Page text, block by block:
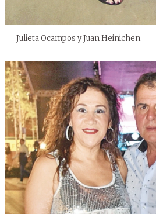
Julieta Ocampos y Juan Heinichen.